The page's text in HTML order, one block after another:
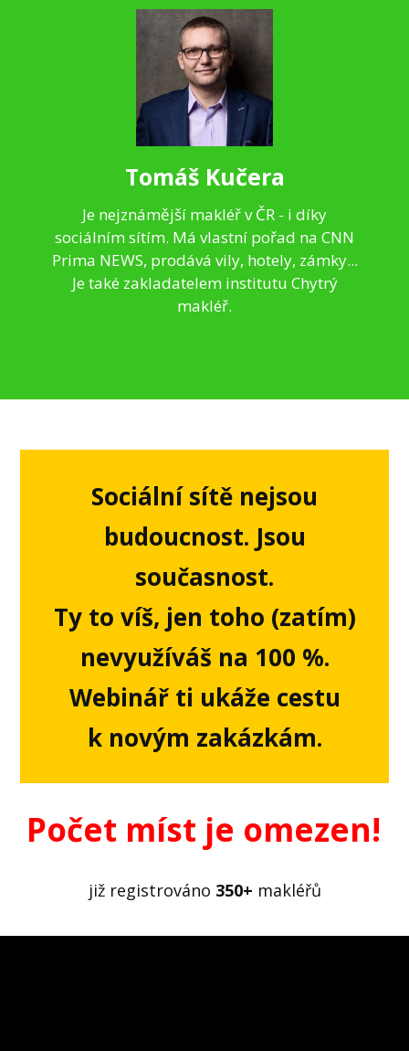
Tomáš Kučera
Je nejznámější makléř v ČR - i díky
sociálním sítím. Má vlastní pořad na CNN
Prima NEWS, prodává vily, hotely, zámky...
Je také zakladatelem institutu Chytrý
makléř.
Sociální sítě nejsou
budoucnost. Jsou
současnost.
Ty to víš, jen toho (zatím)
nevyužíváš na 100 %.
Webinář ti ukáže cestu
k novým zakázkám.
Počet míst je omezen!
již registrováno 350+ makléřů